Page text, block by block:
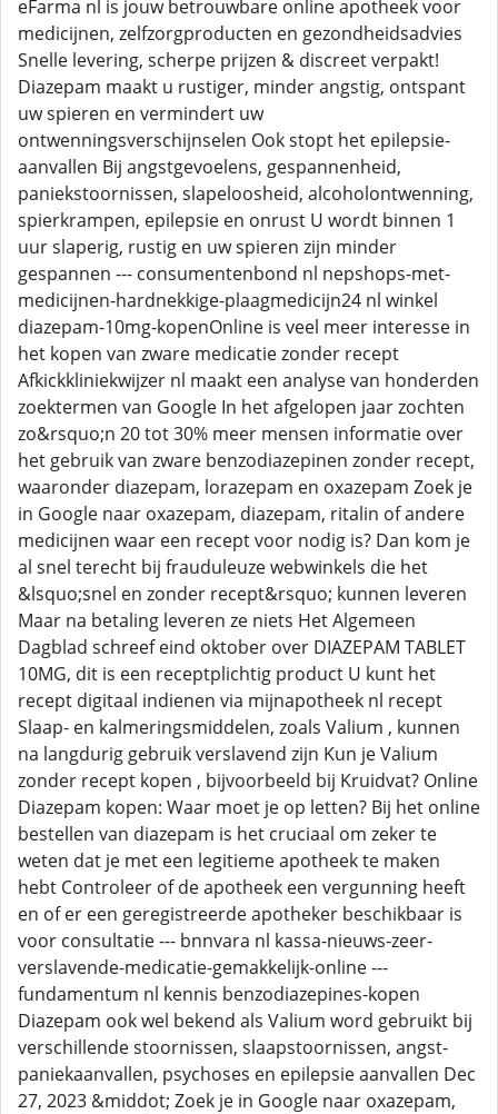
eFarma nl is jouw betrouwbare online apotheek voor
medicijnen, zelfzorgproducten en gezondheidsadvies
Snelle levering, scherpe prijzen & discreet verpakt!
Diazepam maakt u rustiger, minder angstig, ontspant
uw spieren en vermindert uw
ontwenningsverschijnselen Ook stopt het epilepsie-
aanvallen Bij angstgevoelens, gespannenheid,
paniekstoornissen, slapeloosheid, alcoholontwenning,
spierkrampen, epilepsie en onrust U wordt binnen 1
uur slaperig, rustig en uw spieren zijn minder
gespannen --- consumentenbond nl nepshops-met-
medicijnen-hardnekkige-plaagmedicijn24 nl winkel
diazepam-10mg-kopenOnline is veel meer interesse in
het kopen van zware medicatie zonder recept
Afkickkliniekwijzer nl maakt een analyse van honderden
zoektermen van Google In het afgelopen jaar zochten
zo&rsquo;n 20 tot 30% meer mensen informatie over
het gebruik van zware benzodiazepinen zonder recept,
waaronder diazepam, lorazepam en oxazepam Zoek je
in Google naar oxazepam, diazepam, ritalin of andere
medicijnen waar een recept voor nodig is? Dan kom je
al snel terecht bij frauduleuze webwinkels die het
&lsquo;snel en zonder recept&rsquo; kunnen leveren
Maar na betaling leveren ze niets Het Algemeen
Dagblad schreef eind oktober over DIAZEPAM TABLET
10MG, dit is een receptplichtig product U kunt het
recept digitaal indienen via mijnapotheek nl recept
Slaap- en kalmeringsmiddelen, zoals Valium , kunnen
na langdurig gebruik verslavend zijn Kun je Valium
zonder recept kopen , bijvoorbeeld bij Kruidvat? Online
Diazepam kopen: Waar moet je op letten? Bij het online
bestellen van diazepam is het cruciaal om zeker te
weten dat je met een legitieme apotheek te maken
hebt Controleer of de apotheek een vergunning heeft
en of er een geregistreerde apotheker beschikbaar is
voor consultatie --- bnnvara nl kassa-nieuws-zeer-
verslavende-medicatie-gemakkelijk-online ---
fundamentum nl kennis benzodiazepines-kopen
Diazepam ook wel bekend als Valium word gebruikt bij
verschillende stoornissen, slaapstoornissen, angst-
paniekaanvallen, psychoses en epilepsie aanvallen Dec
27, 2023 &middot; Zoek je in Google naar oxazepam,